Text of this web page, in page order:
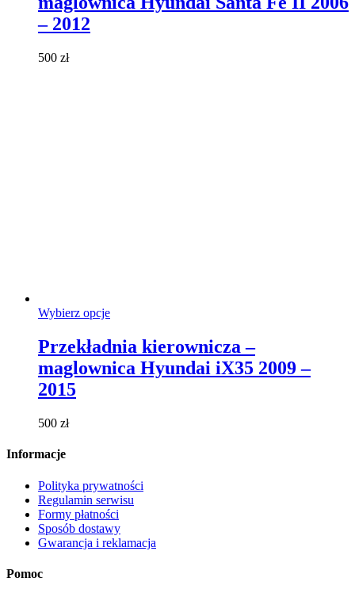
wariantów.
– 2012
500 zł
Wybierz opcjeTen
ma
wiele
wariantów.
Przekładnia kierownicza –
maglownica Hyundai iX35 2009 –
2015
500 zł
Informacje
Polityka prywatności
Regulamin serwisu
Formy płatności
Sposób dostawy
Gwarancja i reklamacja
Pomoc